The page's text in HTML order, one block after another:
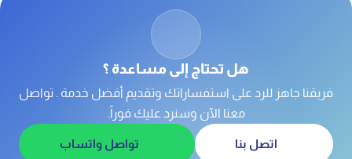
شركة غسيل تانكي الماء بابها
شركة تنظيف الخزان الارضي بابها
شركة تنظيف الخزان العلوي بابها
شركة تنظيف خزان فيبر بابها
شركة تنظيف خزان الماء الحديد بابها
هل تحتاج إلى مساعدة ؟
فريقنا جاهز للرد على استفساراتك وتقديم أفضل خدمة . تواصل
معنا الآن وسنرد عليك فوراً.
اتصل بنا تواصل واتساب